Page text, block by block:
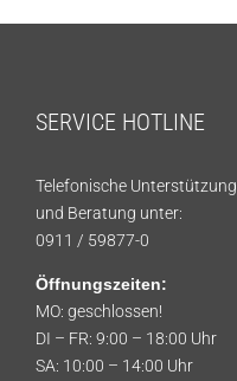
SERVICE HOTLINE
Telefonische Unterstützung
und Beratung unter:
0911 / 59877-0
Öffnungszeiten:
MO: geschlossen!
DI – FR: 9:00 – 18:00 Uhr
SA: 10:00 – 14:00 Uhr